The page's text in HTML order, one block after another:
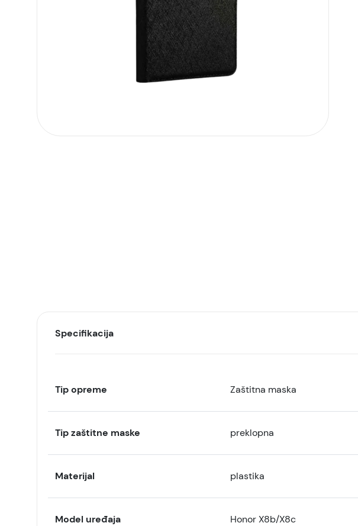
Specifikacija
Tip opreme Zaštitna maska
Tip zaštitne maske preklopna
Materijal plastika
Model uređaja Honor X8b/X8c